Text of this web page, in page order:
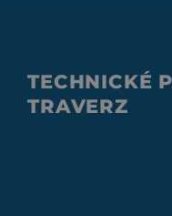
TECHNICKÉ
TRAVERZ